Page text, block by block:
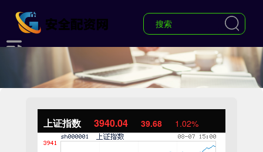
上证指数 3940.04 39.68 1.02%